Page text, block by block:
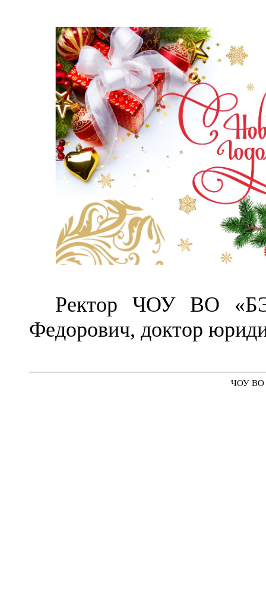
Ректор ЧОУ ВО
Федорович, доктор
ЧОУ ВО